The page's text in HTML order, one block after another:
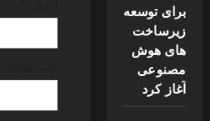
برای توسعه
زیرساخت
های هوش
مصنوعی
آغاز کرد